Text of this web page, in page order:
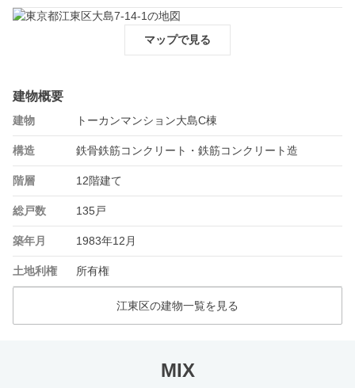
マップで見る
建物概要
建物 トーカンマンション大島C棟
構造 鉄骨鉄筋コンクリート・鉄筋コンクリート造
階層 12階建て
総戸数 135戸
築年月 1983年12月
土地利権 所有権
江東区の建物一覧を見る
MIX